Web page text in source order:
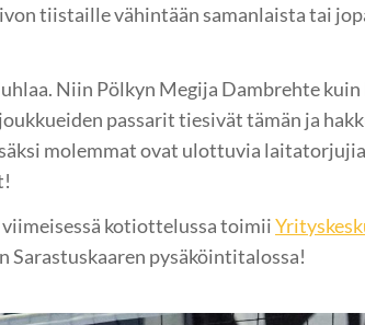
tiistaille vähintään samanlaista tai
Niin Pölkyn Megija Dambrehte kuin
passarit tiesivät tämän ja
molemmat ovat ulottuvia
kotiottelussa toimii
Sarastuskaaren pysäköintitalossa!